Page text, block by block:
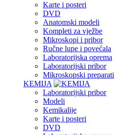
Karte i posteri
DVD
Anatomski modeli
Kompleti za vježbe
Mikroskopi i pribor
Ručne lupe i povećala
Laboratorijska oprema
Laboratorijski pribor
Mikroskopski preparati
KEMIJA
Laboratorijski pribor
Modeli
Kemikalije
Karte i posteri
DVD